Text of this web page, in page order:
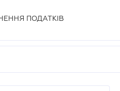
ПОДАТКІВ